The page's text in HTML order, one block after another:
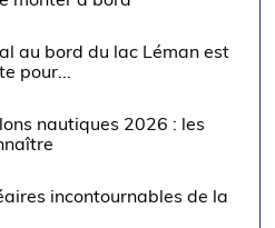
au bord du lac Léman est
pour...
nautiques 2026 : les
incontournables de la